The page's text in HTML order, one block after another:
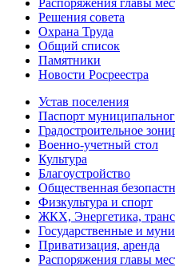
Распоряжения главы
Решения совета
Охрана Труда
Общий список
Памятники
Новости Росреестра
Устав поселения
Паспорт
Градостроительное
Военно-учетный стол
Культура
Благоустройство
Общественная
Физкультура и спорт
ЖКХ, Энергетика,
Государственные и
Приватизация, аренда
Распоряжения главы